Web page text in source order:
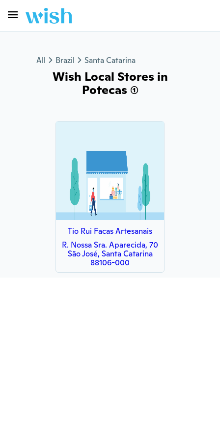
All Brazil Santa Catarina
Wish Local Stores in
Potecas (1)
Tio Rui Facas Artesanais
R. Nossa Sra. Aparecida, 70
São José, Santa Catarina
88106-000